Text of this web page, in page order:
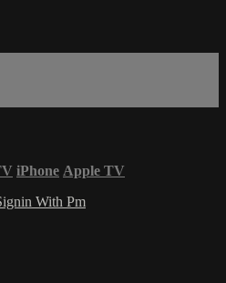
iPhone Apple TV
With Pm